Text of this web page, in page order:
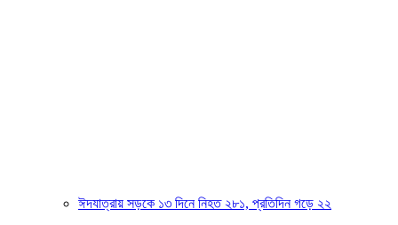
ঈদযাত্রায় সড়কে ১৩ দিনে নিহত ২৮১, প্রতিদিন গড়ে ২২